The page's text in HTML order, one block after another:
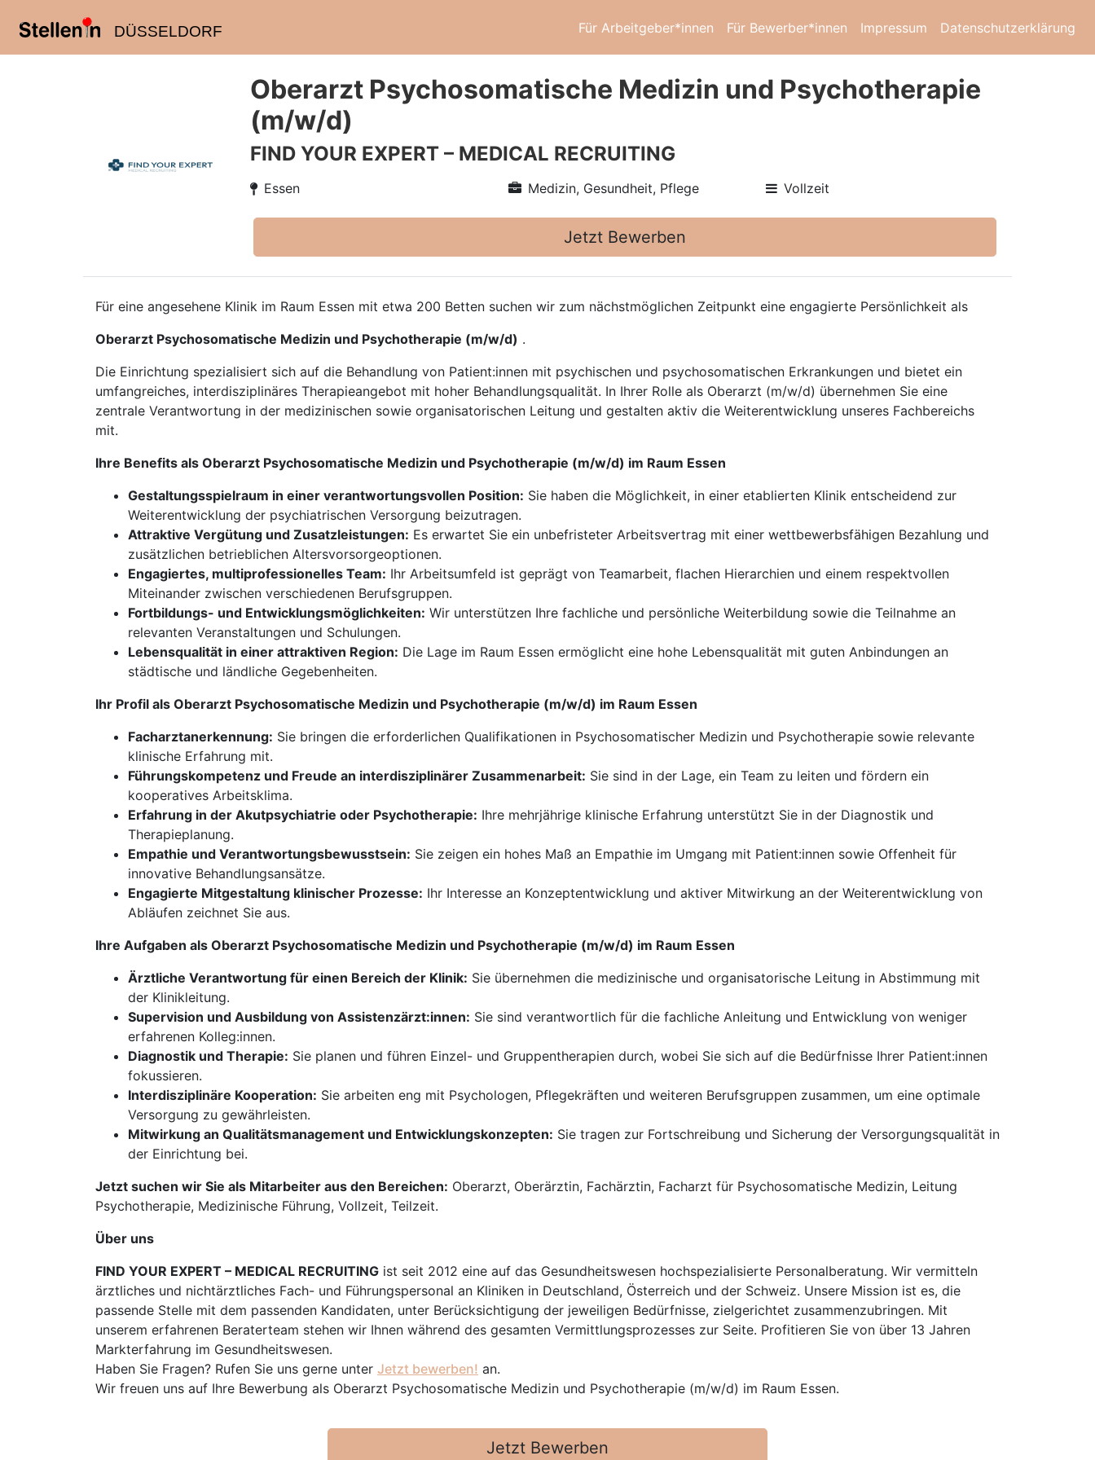
DÜSSELDORF Für Arbeitgeber*innen Für Bewerber*innen Impressum Datenschutzerklärung
Oberarzt Psychosomatische Medizin und Psychotherapie
(m/w/d)
FIND YOUR EXPERT – MEDICAL RECRUITING
Essen Medizin, Gesundheit, Pflege Vollzeit
Jetzt Bewerben
Für eine angesehene Klinik im Raum Essen mit etwa 200 Betten suchen wir zum nächstmöglichen Zeitpunkt eine engagierte Persönlichkeit als
Oberarzt Psychosomatische Medizin und Psychotherapie (m/w/d) .
Die Einrichtung spezialisiert sich auf die Behandlung von Patient:innen mit psychischen und psychosomatischen Erkrankungen und bietet ein
umfangreiches, interdisziplinäres Therapieangebot mit hoher Behandlungsqualität. In Ihrer Rolle als Oberarzt (m/w/d) übernehmen Sie eine
zentrale Verantwortung in der medizinischen sowie organisatorischen Leitung und gestalten aktiv die Weiterentwicklung unseres Fachbereichs
mit.
Ihre Benefits als Oberarzt Psychosomatische Medizin und Psychotherapie (m/w/d) im Raum Essen
Gestaltungsspielraum in einer verantwortungsvollen Position: Sie haben die Möglichkeit, in einer etablierten Klinik entscheidend zur
Weiterentwicklung der psychiatrischen Versorgung beizutragen.
Attraktive Vergütung und Zusatzleistungen: Es erwartet Sie ein unbefristeter Arbeitsvertrag mit einer wettbewerbsfähigen Bezahlung und
zusätzlichen betrieblichen Altersvorsorgeoptionen.
Engagiertes, multiprofessionelles Team: Ihr Arbeitsumfeld ist geprägt von Teamarbeit, flachen Hierarchien und einem respektvollen
Miteinander zwischen verschiedenen Berufsgruppen.
Fortbildungs- und Entwicklungsmöglichkeiten: Wir unterstützen Ihre fachliche und persönliche Weiterbildung sowie die Teilnahme an
relevanten Veranstaltungen und Schulungen.
Lebensqualität in einer attraktiven Region: Die Lage im Raum Essen ermöglicht eine hohe Lebensqualität mit guten Anbindungen an
städtische und ländliche Gegebenheiten.
Ihr Profil als Oberarzt Psychosomatische Medizin und Psychotherapie (m/w/d) im Raum Essen
Facharztanerkennung: Sie bringen die erforderlichen Qualifikationen in Psychosomatischer Medizin und Psychotherapie sowie relevante
klinische Erfahrung mit.
Führungskompetenz und Freude an interdisziplinärer Zusammenarbeit: Sie sind in der Lage, ein Team zu leiten und fördern ein
kooperatives Arbeitsklima.
Erfahrung in der Akutpsychiatrie oder Psychotherapie: Ihre mehrjährige klinische Erfahrung unterstützt Sie in der Diagnostik und
Therapieplanung.
Empathie und Verantwortungsbewusstsein: Sie zeigen ein hohes Maß an Empathie im Umgang mit Patient:innen sowie Offenheit für
innovative Behandlungsansätze.
Engagierte Mitgestaltung klinischer Prozesse: Ihr Interesse an Konzeptentwicklung und aktiver Mitwirkung an der Weiterentwicklung von
Abläufen zeichnet Sie aus.
Ihre Aufgaben als Oberarzt Psychosomatische Medizin und Psychotherapie (m/w/d) im Raum Essen
Ärztliche Verantwortung für einen Bereich der Klinik: Sie übernehmen die medizinische und organisatorische Leitung in Abstimmung mit
der Klinikleitung.
Supervision und Ausbildung von Assistenzärzt:innen: Sie sind verantwortlich für die fachliche Anleitung und Entwicklung von weniger
erfahrenen Kolleg:innen.
Diagnostik und Therapie: Sie planen und führen Einzel- und Gruppentherapien durch, wobei Sie sich auf die Bedürfnisse Ihrer Patient:innen
fokussieren.
Interdisziplinäre Kooperation: Sie arbeiten eng mit Psychologen, Pflegekräften und weiteren Berufsgruppen zusammen, um eine optimale
Versorgung zu gewährleisten.
Mitwirkung an Qualitätsmanagement und Entwicklungskonzepten: Sie tragen zur Fortschreibung und Sicherung der Versorgungsqualität in
der Einrichtung bei.
Jetzt suchen wir Sie als Mitarbeiter aus den Bereichen: Oberarzt, Oberärztin, Fachärztin, Facharzt für Psychosomatische Medizin, Leitung
Psychotherapie, Medizinische Führung, Vollzeit, Teilzeit.
Über uns
FIND YOUR EXPERT – MEDICAL RECRUITING ist seit 2012 eine auf das Gesundheitswesen hochspezialisierte Personalberatung. Wir vermitteln
ärztliches und nichtärztliches Fach- und Führungspersonal an Kliniken in Deutschland, Österreich und der Schweiz. Unsere Mission ist es, die
passende Stelle mit dem passenden Kandidaten, unter Berücksichtigung der jeweiligen Bedürfnisse, zielgerichtet zusammenzubringen. Mit
unserem erfahrenen Beraterteam stehen wir Ihnen während des gesamten Vermittlungsprozesses zur Seite. Profitieren Sie von über 13 Jahren
Markterfahrung im Gesundheitswesen.
Haben Sie Fragen? Rufen Sie uns gerne unter Jetzt bewerben! an.
Wir freuen uns auf Ihre Bewerbung als Oberarzt Psychosomatische Medizin und Psychotherapie (m/w/d) im Raum Essen.
Jetzt Bewerben